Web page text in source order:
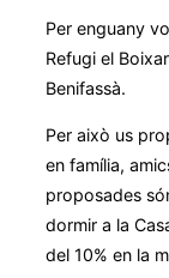
Per enguany
Refugi el
Benifassà.
Per això us
en família,
proposades
dormir a la
del 10% en la